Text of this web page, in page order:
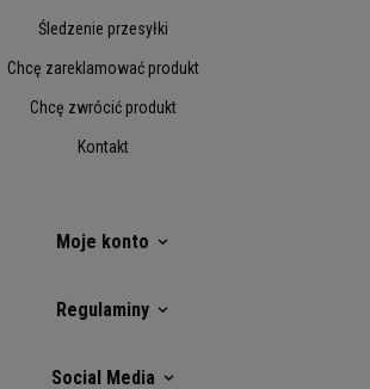
Śledzenie przesyłki
Chcę zareklamować produkt
Chcę zwrócić produkt
Kontakt
Moje konto
Regulaminy
Social Media